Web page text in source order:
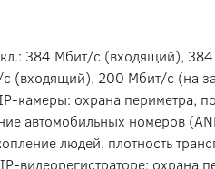
384 Мбит/с (входящий),
(входящий), 200 Мбит/с (на
камеры: охрана периметра,
автомобильных номеров
людей, плотность
видеорегистраторе: охрана